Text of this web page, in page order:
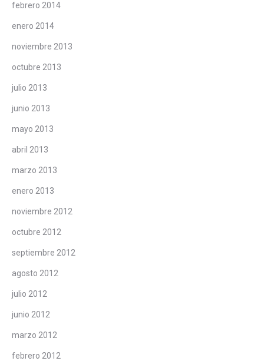
febrero 2014
enero 2014
noviembre 2013
octubre 2013
julio 2013
junio 2013
mayo 2013
abril 2013
marzo 2013
enero 2013
noviembre 2012
octubre 2012
septiembre 2012
agosto 2012
julio 2012
junio 2012
marzo 2012
febrero 2012